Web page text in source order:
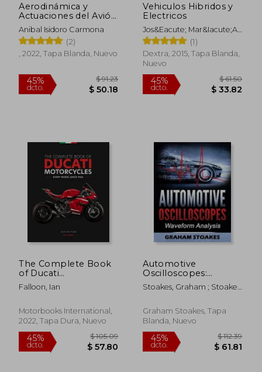
45%
dcto.
Aerodinámica y
Actuaciones del Avión
14. ª Edición 2022
Anibal Isidoro Carmona
(2)
, 2022, Tapa Blanda, Nuevo
Vehiculos Hibridos y
Electricos
Jos&Eacute; Mar&Iacute;A
L&Oacute;Pez
Mart&Iacute;Nez
(1)
Dextra, 2015, Tapa Blanda,
Nuevo
The Complete Book
of Ducati
Motorcycles, 2nd
Edition: Every Model
Falloon, Ian
Motorbooks International,
2022, Tapa Dura, Nuevo
Automotive
Oscilloscopes:
Waveform Analysis
(en Inglés)
Stoakes, Graham ; Stoakes,
Graham Stoakes, Tapa
Blanda, Nuevo